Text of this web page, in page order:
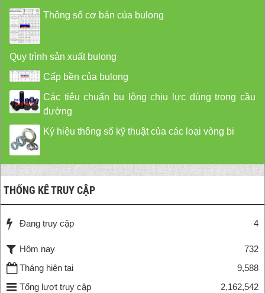
Thông số cơ bản của bulong
Quy trình sản xuất bulong
Cấp bền của bulong
Các tiêu chuẩn bu lông chịu lực dùng trong cầu
đường
Ký hiệu thông số kỹ thuật của các loại vòng bi
THỐNG KÊ TRUY CẬP
Đang truy cập 4
Hôm nay
732
Tháng hiện tại
9,588
Tổng lượt truy cập
2,162,542